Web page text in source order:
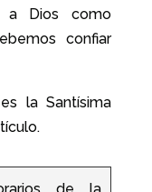
a Dios como
confiar
la Santísima